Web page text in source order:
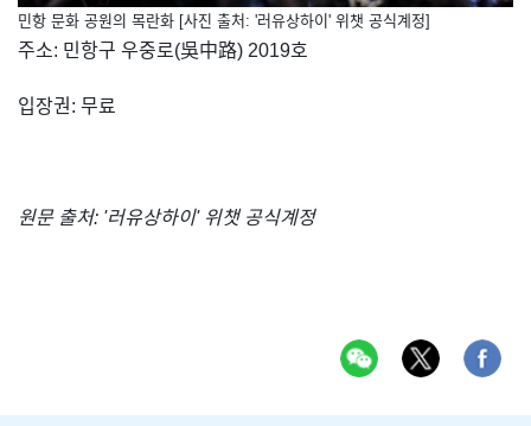
민항 문화 공원의 목란화 [사진 출처: '러유상하이' 위챗 공식계정]
주소: 민항구 우중로(吳中路) 2019호
입장권: 무료
원문 출처: '러유상하이' 위챗 공식계정